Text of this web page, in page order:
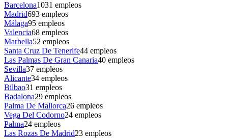
Barcelona1031 empleos
Madrid693 empleos
Málaga95 empleos
Valencia68 empleos
Marbella52 empleos
Santa Cruz De Tenerife44 empleos
Las Palmas De Gran Canaria40 empleos
Sevilla37 empleos
Alicante34 empleos
Bilbao31 empleos
Badalona29 empleos
Palma De Mallorca26 empleos
Vega Del Codorno24 empleos
Palma24 empleos
Las Rozas De Madrid23 empleos